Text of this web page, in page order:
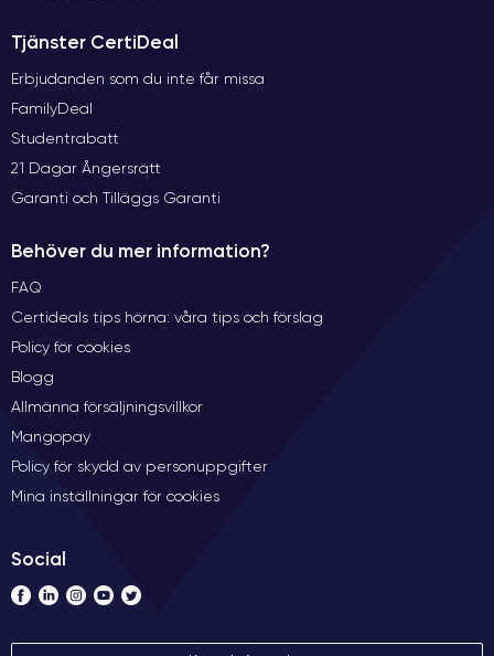
Tjänster CertiDeal
Erbjudanden som du inte får missa
FamilyDeal
Studentrabatt
21 Dagar Ångersrätt
Garanti och Tilläggs Garanti
Behöver du mer information?
FAQ
Certideals tips hörna: våra tips och förslag
Policy för cookies
Blogg
Allmänna försäljningsvillkor
Mangopay
Policy för skydd av personuppgifter
Mina inställningar för cookies
Social